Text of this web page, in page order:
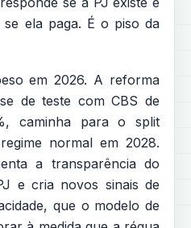
ela paga. É o piso da
em 2026. A reforma
de teste com CBS de
caminha para o split
normal em 2028.
a transparência do
e cria novos sinais de
que o modelo de